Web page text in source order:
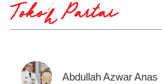
Tokoh Partai
Abdullah Azwar Anas